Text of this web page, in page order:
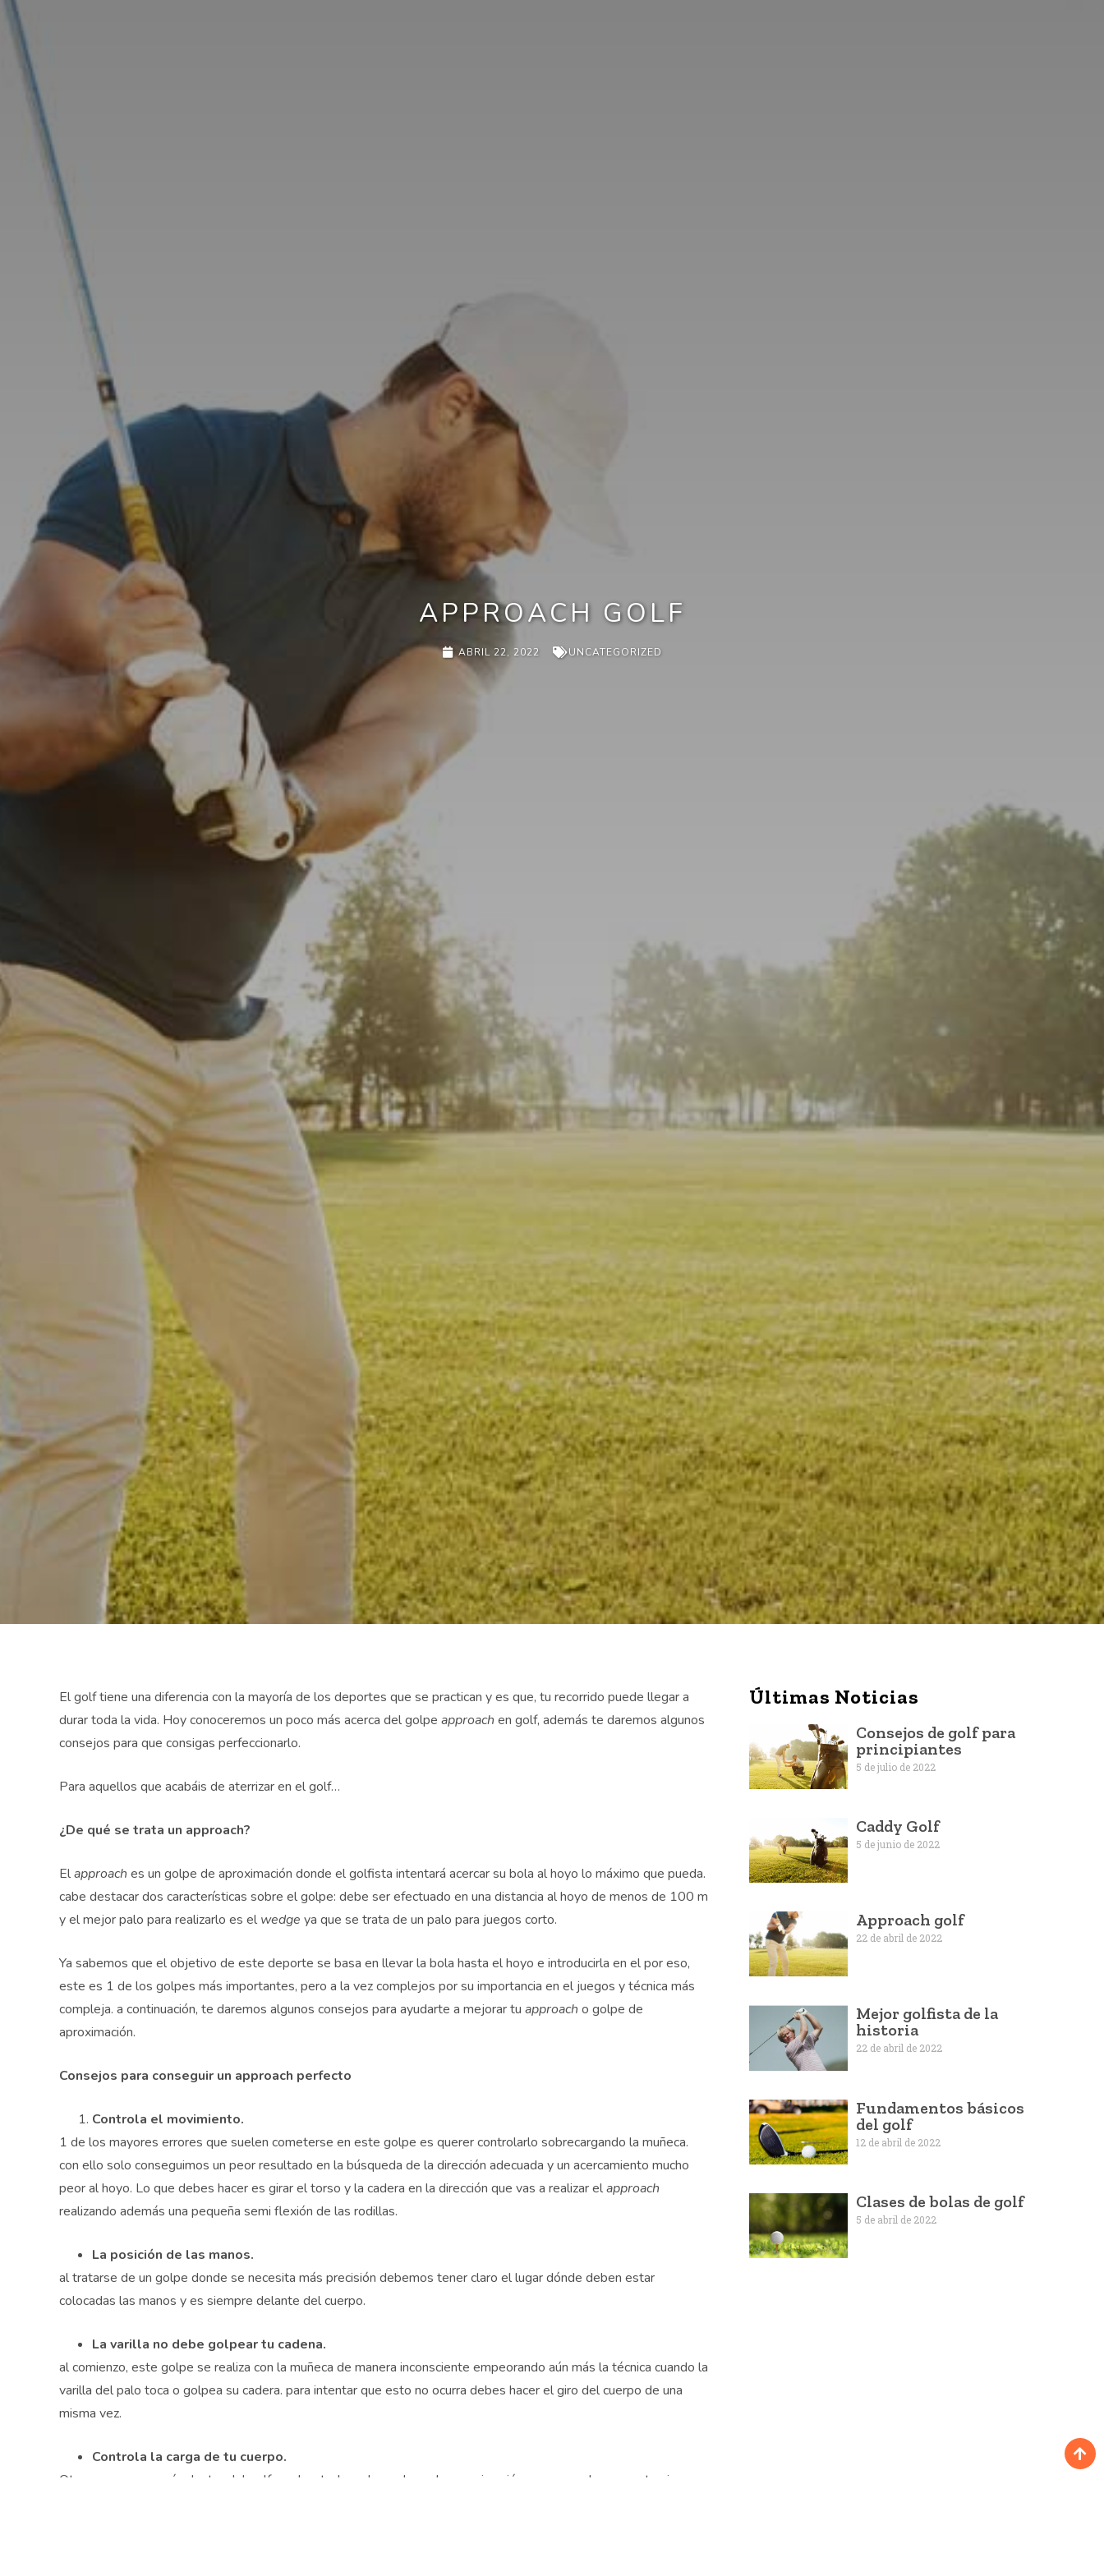
APPROACH GOLF
ABRIL 22, 2022 UNCATEGORIZED
El golf tiene una diferencia con la mayoría de los deportes que se practican y es que, tu recorrido puede llegar a
durar toda la vida. Hoy conoceremos un poco más acerca del golpe approach en golf, además te daremos algunos
consejos para que consigas perfeccionarlo.
Para aquellos que acabáis de aterrizar en el golf…
¿De qué se trata un approach?
Elapproach es un golpe de aproximación donde el golfista intentará acercar su bola al hoyo lo máximo que pueda.
cabe destacar dos características sobre el golpe: debe ser efectuado en una distancia al hoyo de menos de 100 m
y el mejor palo para realizarlo es el wedge ya que se trata de un palo para juegos corto.
Ya sabemos que el objetivo de este deporte se basa en llevar la bola hasta el hoyo e introducirla en el por eso,
este es 1 de los golpes más importantes, pero a la vez complejos por su importancia en el juegos y técnica más
compleja. a continuación, te daremos algunos consejos para ayudarte a mejorar tu approach o golpe de
aproximación.
Consejos para conseguir un approach perfecto
Controla el movimiento.
1 de los mayores errores que suelen cometerse en este golpe es querer controlarlo sobrecargando la muñeca.
con ello solo conseguimos un peor resultado en la búsqueda de la dirección adecuada y un acercamiento mucho
peor al hoyo. Lo que debes hacer es girar el torso y la cadera en la dirección que vas a realizar elapproach
realizando además una pequeña semi flexión de las rodillas.
La posición de las manos.
al tratarse de un golpe donde se necesita más precisión debemos tener claro el lugar dónde deben estar
colocadas las manos y es siempre delante del cuerpo.
La varilla no debe golpear tu cadena.
al comienzo, este golpe se realiza con la muñeca de manera inconsciente empeorando aún más la técnica cuando la
varilla del palo toca o golpea su cadera. para intentar que esto no ocurra debes hacer el giro del cuerpo de una
misma vez.
Controla la carga de tu cuerpo.
Otro error muy común dentro del golf y sobre todo en los golpes de aproximación es cargar el peso en tu pie
Últimas Noticias
Consejos de golf para
principiantes
5 de julio de 2022
Caddy Golf
5 de junio de 2022
Approach golf
22 de abril de 2022
Mejor golfista de la
historia
22 de abril de 2022
Fundamentos básicos
del golf
12 de abril de 2022
Clases de bolas de golf
5 de abril de 2022